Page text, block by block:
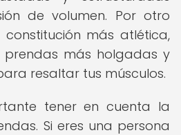
de volumen. Por otro
más atlética,
más holgadas y
resaltar tus músculos.
tener en cuenta la
Si eres una persona